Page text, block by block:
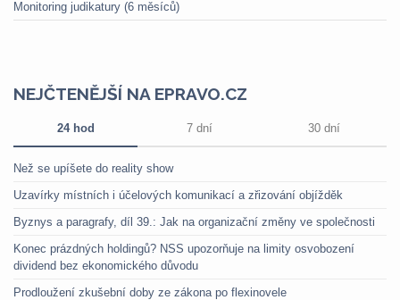
Monitoring judikatury (6 měsíců)
NEJČTENĚJŠÍ NA EPRAVO.CZ
24 hod 7 dní 30 dní
Než se upíšete do reality show
Uzavírky místních i účelových komunikací a zřizování objížděk
Byznys a paragrafy, díl 39.: Jak na organizační změny ve společnosti
Konec prázdných holdingů? NSS upozorňuje na limity osvobození
dividend bez ekonomického důvodu
Prodloužení zkušební doby ze zákona po flexinovele